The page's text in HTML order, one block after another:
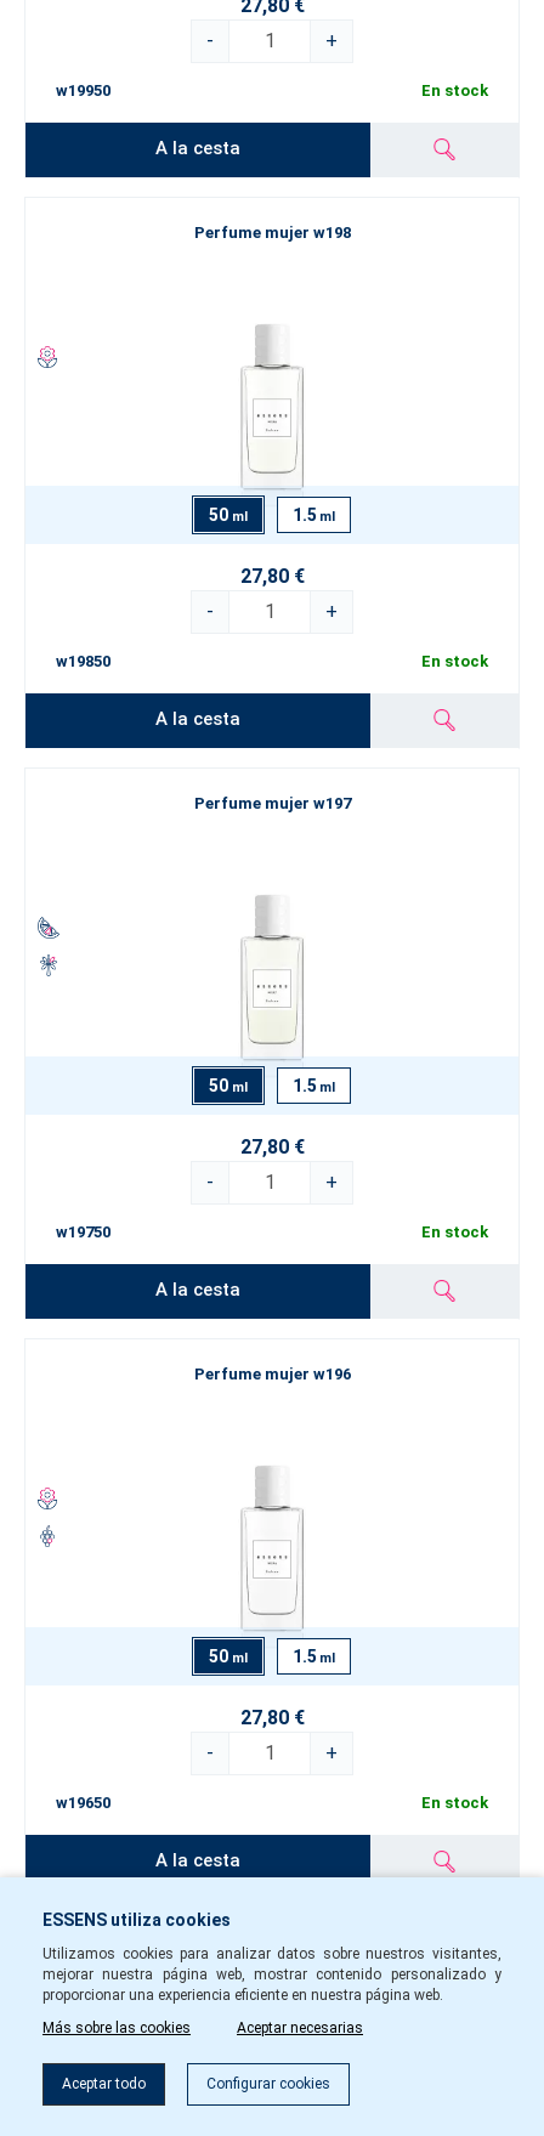
Filtro
27,80 €
-
+
w19950 En stock
A la cesta
Perfume mujer w198
50 ml 1.5 ml
27,80 €
-
+
w19850 En stock
A la cesta
Perfume mujer w197
50 ml 1.5 ml
27,80 €
-
+
w19750 En stock
A la cesta
Perfume mujer w196
50 ml 1.5 ml
27,80 €
-
+
w19650 En stock
A la cesta
Perfume mujer w195
ESSENS utiliza cookies
Utilizamos cookies para analizar datos sobre nuestros visitantes,
mejorar nuestra página web, mostrar contenido personalizado y
proporcionar una experiencia eficiente en nuestra página web.
Más sobre las cookies
Aceptar necesarias
Aceptar todo Configurar cookies